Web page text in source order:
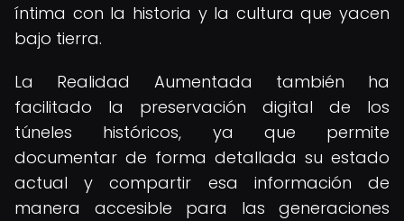
íntima con la historia y la cultura que yacen
bajo tierra.
La Realidad Aumentada también ha
facilitado la preservación digital de los
túneles históricos, ya que permite
documentar de forma detallada su estado
actual y compartir esa información de
manera accesible para las generaciones